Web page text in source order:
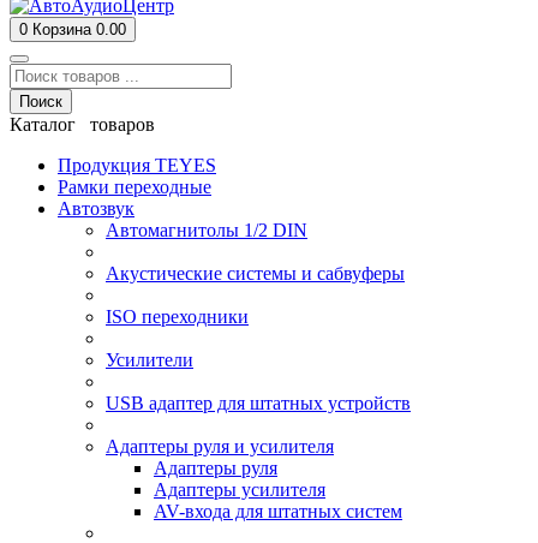
0 Корзина 0.00
Поиск
Каталог товаров
Продукция TEYES
Рамки переходные
Автозвук
Автомагнитолы 1/2 DIN
Акустические системы и сабвуферы
ISO переходники
Усилители
USB адаптер для штатных устройств
Адаптеры руля и усилителя
Адаптеры руля
Адаптеры усилителя
AV-входа для штатных систем